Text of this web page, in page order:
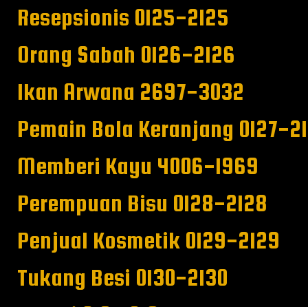
Resepsionis 0125-2125
Orang Sabah 0126-2126
Ikan Arwana 2697-3032
Pemain Bola Keranjang 0127-
Memberi Kayu 4006-1969
Perempuan Bisu 0128-2128
Penjual Kosmetik 0129-2129
Tukang Besi 0130-2130